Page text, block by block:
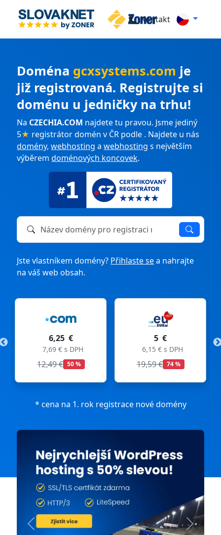
Kontakt
Doména gcxsystems.com je
již registrovaná. Registrujte si
doménu u jedničky na trhu!
Na CZECHIA.COM najdete tu pravou. Jsme jediný
5★ registrátor domén v ČR podle . Najdete u nás
domény,webhosting awebhosting s největším
výběremdoménových koncovek.
Název domény k registraci nebo převodu
Jste vlastníkem domény? Přihlaste sea nahrajte
na váš web obsah.
6,25 €
7,69 € s DPH
12,49 € 50 %
5 €
6,15 € s DPH
19,59 € 74 %
* cena na 1. rok registrace nové domény
Previous Next